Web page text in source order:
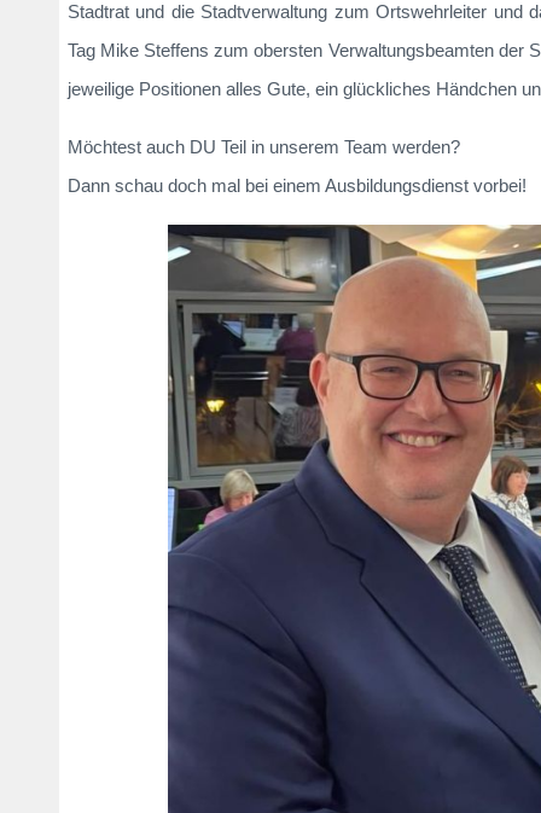
Stadtrat und die Stadtverwaltung zum Ortswehrleiter und
Tag Mike Steffens zum obersten Verwaltungsbeamten der
jeweilige Positionen alles Gute, ein glückliches Händchen
Möchtest auch DU Teil in unserem Team werden?
Dann schau doch mal bei einem Ausbildungsdienst vorbei!